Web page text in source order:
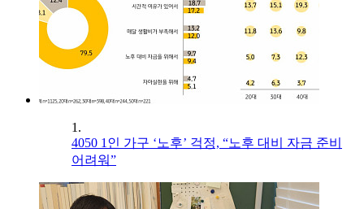
1.
4050 1인 가구 ‘노후’ 걱정, “노후 대비 자금 준비
어려워”